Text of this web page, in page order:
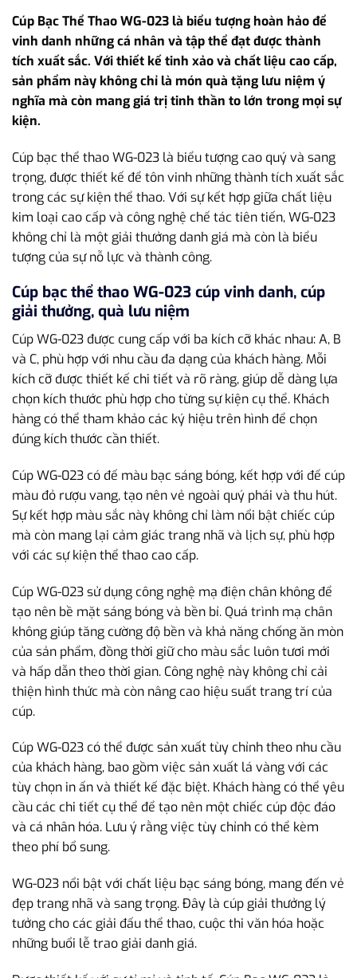
Cúp Bạc Thể Thao WG-023 là biểu tượng hoàn hảo để
vinh danh những cá nhân và tập thể đạt được thành
tích xuất sắc. Với thiết kế tinh xảo và chất liệu cao cấp,
sản phẩm này không chỉ là món quà tặng lưu niệm ý
nghĩa mà còn mang giá trị tinh thần to lớn trong mọi sự
kiện.
Cúp bạc thể thao WG-023 là biểu tượng cao quý và sang
trọng, được thiết kế để tôn vinh những thành tích xuất sắc
trong các sự kiện thể thao. Với sự kết hợp giữa chất liệu
kim loại cao cấp và công nghệ chế tác tiên tiến, WG-023
không chỉ là một giải thưởng danh giá mà còn là biểu
tượng của sự nỗ lực và thành công.
Cúp bạc thể thao WG-023 cúp vinh danh, cúp
giải thưởng, quà lưu niệm
Cúp WG-023 được cung cấp với ba kích cỡ khác nhau: A, B
và C, phù hợp với nhu cầu đa dạng của khách hàng. Mỗi
kích cỡ được thiết kế chi tiết và rõ ràng, giúp dễ dàng lựa
chọn kích thước phù hợp cho từng sự kiện cụ thể. Khách
hàng có thể tham khảo các ký hiệu trên hình để chọn
đúng kích thước cần thiết.
Cúp WG-023 có đế màu bạc sáng bóng, kết hợp với đế cúp
màu đỏ rượu vang, tạo nên vẻ ngoài quý phái và thu hút.
Sự kết hợp màu sắc này không chỉ làm nổi bật chiếc cúp
mà còn mang lại cảm giác trang nhã và lịch sự, phù hợp
với các sự kiện thể thao cao cấp.
Cúp WG-023 sử dụng công nghệ mạ điện chân không để
tạo nên bề mặt sáng bóng và bền bỉ. Quá trình mạ chân
không giúp tăng cường độ bền và khả năng chống ăn mòn
của sản phẩm, đồng thời giữ cho màu sắc luôn tươi mới
và hấp dẫn theo thời gian. Công nghệ này không chỉ cải
thiện hình thức mà còn nâng cao hiệu suất trang trí của
cúp.
Cúp WG-023 có thể được sản xuất tùy chỉnh theo nhu cầu
của khách hàng, bao gồm việc sản xuất lá vàng với các
tùy chọn in ấn và thiết kế đặc biệt. Khách hàng có thể yêu
cầu các chi tiết cụ thể để tạo nên một chiếc cúp độc đáo
và cá nhân hóa. Lưu ý rằng việc tùy chỉnh có thể kèm
theo phí bổ sung.
WG-023 nổi bật với chất liệu bạc sáng bóng, mang đến vẻ
đẹp trang nhã và sang trọng. Đây là cúp giải thưởng lý
tưởng cho các giải đấu thể thao, cuộc thi văn hóa hoặc
những buổi lễ trao giải danh giá.